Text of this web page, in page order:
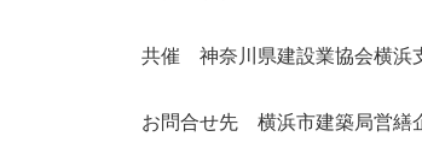
共催 神奈川県建設業協会横浜
お問合せ先 横浜市建築局営